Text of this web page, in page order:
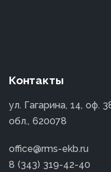
Контакты
ул. Гагарина, 14, оф.
обл., 620078
office@rms-ekb.ru
8 (343) 319-42-40